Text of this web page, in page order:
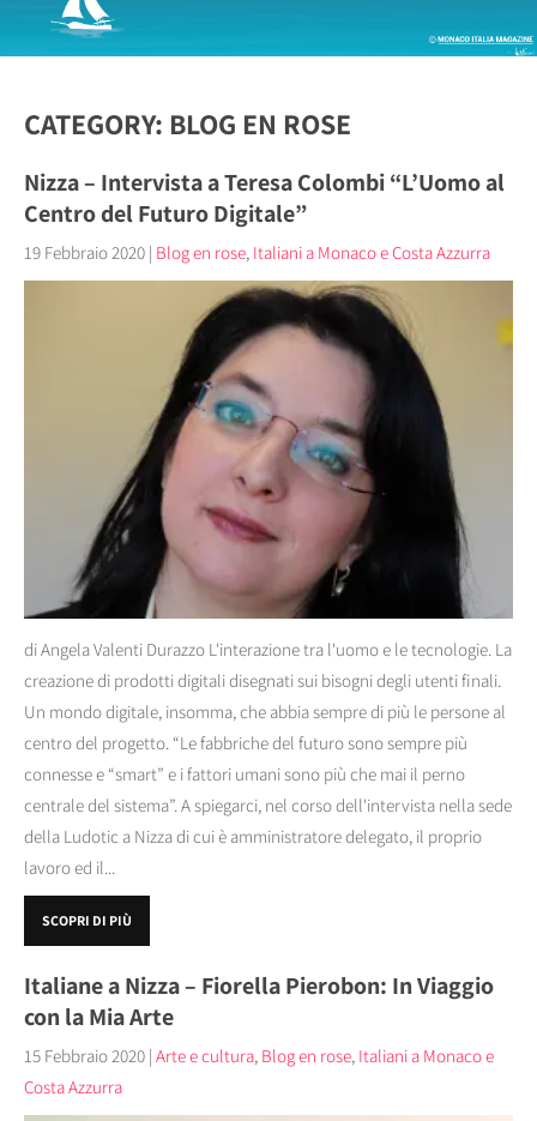
CATEGORY: BLOG EN ROSE
Nizza – Intervista a Teresa Colombi “L’Uomo al
Centro del Futuro Digitale”
19 Febbraio 2020 | Blog en rose, Italiani a Monaco e Costa Azzurra
di Angela Valenti Durazzo L'interazione tra l'uomo e le tecnologie. La
creazione di prodotti digitali disegnati sui bisogni degli utenti finali.
Un mondo digitale, insomma, che abbia sempre di più le persone al
centro del progetto. “Le fabbriche del futuro sono sempre più
connesse e “smart” e i fattori umani sono più che mai il perno
centrale del sistema”. A spiegarci, nel corso dell'intervista nella sede
della Ludotic a Nizza di cui è amministratore delegato, il proprio
lavoro ed il...
SCOPRI DI PIÙ
Italiane a Nizza – Fiorella Pierobon: In Viaggio
con la Mia Arte
15 Febbraio 2020 | Arte e cultura, Blog en rose, Italiani a Monaco e
Costa Azzurra